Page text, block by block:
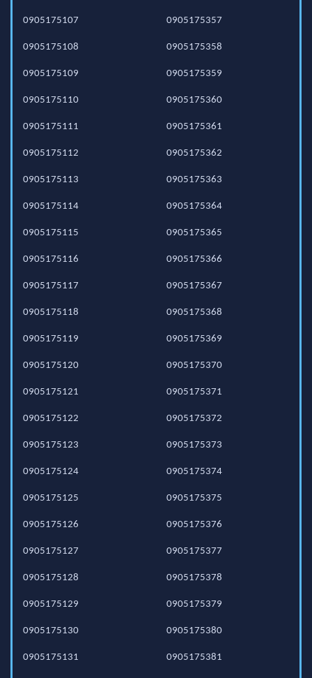
0905175107
0905175108
0905175109
0905175110
0905175111
0905175112
0905175113
0905175114
0905175115
0905175116
0905175117
0905175118
0905175119
0905175120
0905175121
0905175122
0905175123
0905175124
0905175125
0905175126
0905175127
0905175128
0905175129
0905175130
0905175131
0905175357
0905175358
0905175359
0905175360
0905175361
0905175362
0905175363
0905175364
0905175365
0905175366
0905175367
0905175368
0905175369
0905175370
0905175371
0905175372
0905175373
0905175374
0905175375
0905175376
0905175377
0905175378
0905175379
0905175380
0905175381